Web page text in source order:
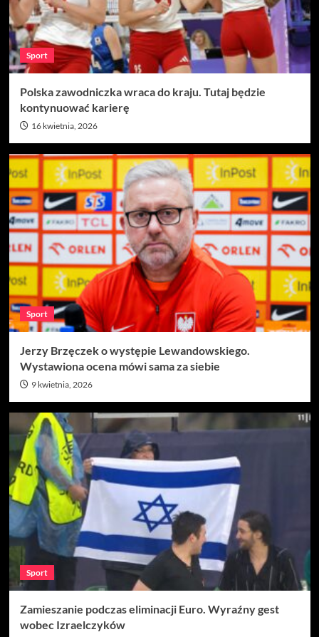
Sport
Polska zawodniczka wraca do kraju. Tutaj będzie
kontynuować karierę
16 kwietnia, 2026
Sport
Jerzy Brzęczek o występie Lewandowskiego.
Wystawiona ocena mówi sama za siebie
9 kwietnia, 2026
Sport
Zamieszanie podczas eliminacji Euro. Wyraźny gest
wobec Izraelczyków